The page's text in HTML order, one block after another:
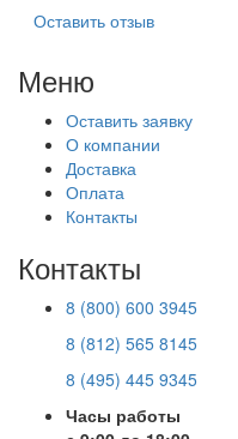
Оставить отзыв
Меню
Оставить заявку
О компании
Доставка
Оплата
Контакты
Контакты
8 (800) 600 3945
8 (812) 565 8145
8 (495) 445 9345
Часы работы